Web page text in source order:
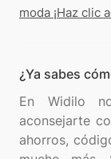
moda ¡Haz clic
¿Ya sabes
En Widilo
aconsejarte
ahorros,